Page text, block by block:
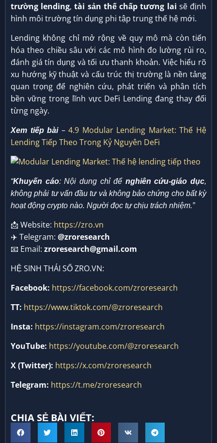
trường lending,tài sản thế chấp tương lai sẽ định
hình môi trường tín dụng phi tập trung thế hệ mới.
Lending không chỉ mở rộng về quy mô mà còn tiến
hóa theo chiều sâu với các mô hình đo lường rủi ro,
đánh giá tín dụng và tối ưu thanh khoản. Việc hiểu rõ
xu hướng kỹ thuật và cấu trúc thị trường là nền tảng
quan trọng để nghiên cứu, phát triển và phân tích
bền vững trong lĩnh vực DeFi Lending đang thay đổi
từng ngày.
Xem tiếp bài –4.9 Modular Lending Market: Thế Hệ
Lending Tiếp Theo Trong Kỷ Nguyên DeFi
“Khuyến cáo: Nội dung chỉ để nghiên cứu-giáo dục,
không phải tư vấn đầu tư và không bảo chứng cho bất kỳ
hoạt động crypto nào. Người đọc tự chịu trách nhiệm.”
📩 Website: https://zro.vn
✈️ Telegram: @zroresearch
📧 Email: zroresearch@gmail.com
HỆ SINH THÁI SỐ ZRO.VN:
Facebook: https://facebook.com/zroresearch
TT: https://www.tiktok.com/@zroresearch
Insta: https://instagram.com/zroresearch
YouTube: https://youtube.com/@zroresearch
X (Twitter): https://x.com/zroresearch
Telegram: https://t.me/zroresearch
CHIA SẺ BÀI VIẾT: